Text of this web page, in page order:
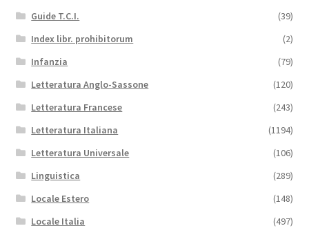
Guide T.C.I.
(39)
Index libr. prohibitorum
(2)
Infanzia
(79)
Letteratura Anglo-Sassone
(120)
Letteratura Francese
(243)
Letteratura Italiana
(1194)
Letteratura Universale
(106)
Linguistica
(289)
Locale Estero
(148)
Locale Italia
(497)